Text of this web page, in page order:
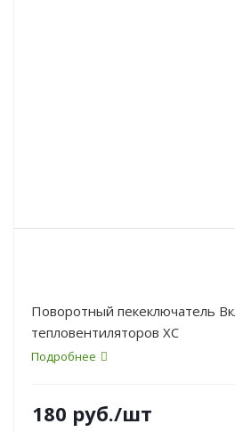
Поворотный пекеключатель
тепловентиляторов XC
Подробнее
180 руб./шт